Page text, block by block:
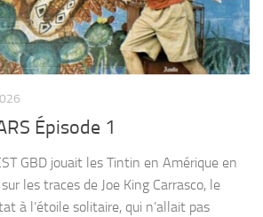
Épisode 1
GBD jouait les Tintin en Amérique en
les traces de Joe King Carrasco, le
à l’étoile solitaire, qui n’allait pas